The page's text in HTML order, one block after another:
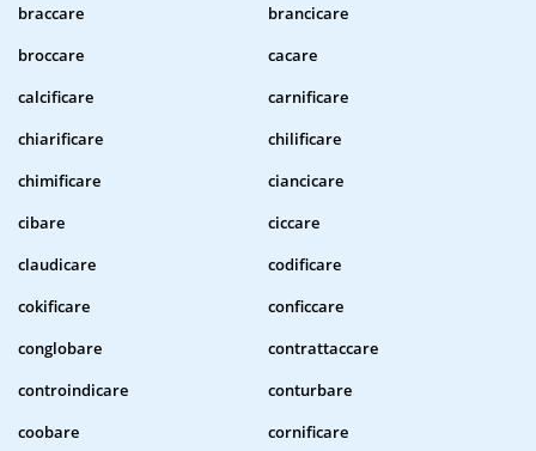
braccare
brancicare
broccare
cacare
calcificare
carnificare
chiarificare
chilificare
chimificare
ciancicare
cibare
ciccare
claudicare
codificare
cokificare
conficcare
conglobare
contrattaccare
controindicare
conturbare
coobare
cornificare